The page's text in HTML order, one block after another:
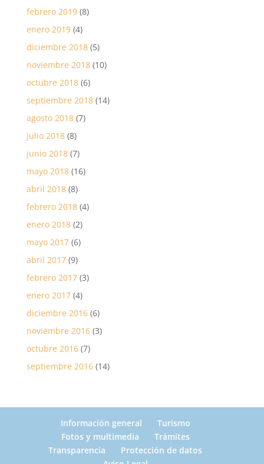
febrero 2019(8)
enero 2019(4)
diciembre 2018(5)
noviembre 2018(10)
octubre 2018(6)
septiembre 2018(14)
agosto 2018(7)
julio 2018(8)
junio 2018(7)
mayo 2018(16)
abril 2018(8)
febrero 2018(4)
enero 2018(2)
mayo 2017(6)
abril 2017(9)
febrero 2017(3)
enero 2017(4)
diciembre 2016(6)
noviembre 2016(3)
octubre 2016(7)
septiembre 2016(14)
Información general
Turismo
Fotos y multimedia
Trámites
Transparencia
Protección de datos